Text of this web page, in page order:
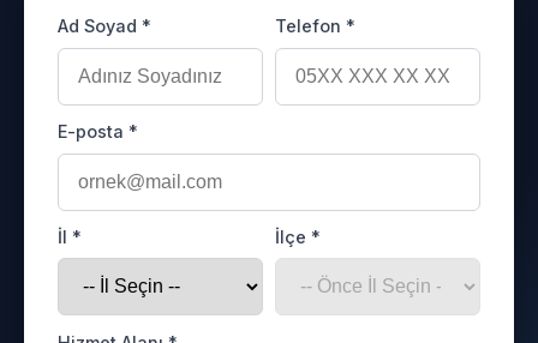
Ad Soyad * Telefon *
E-posta *
İl * İlçe *